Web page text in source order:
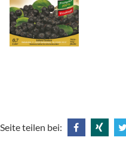
Seite teilen bei: